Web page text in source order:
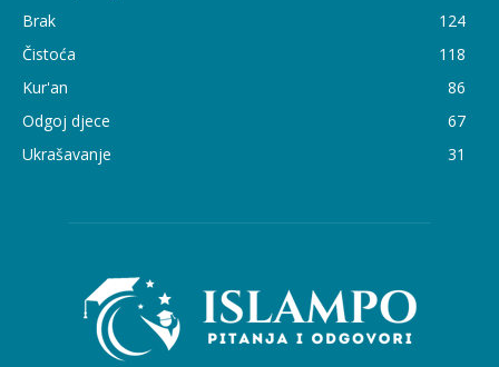
Brak
124
Čistoća
118
Kur'an
86
Odgoj djece
67
Ukrašavanje
31